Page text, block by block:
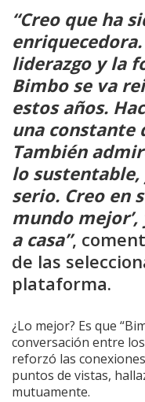
“Creo que ha
liderazgo y la
Bimbo se va
estos años.
una constante
También
lo sustentable,
serio. Creo en
mundo
a casa”,
de las
plataforma.
¿Lo mejor? Es que
conversación entre
reforzó las
puntos de vistas,
mutuamente.